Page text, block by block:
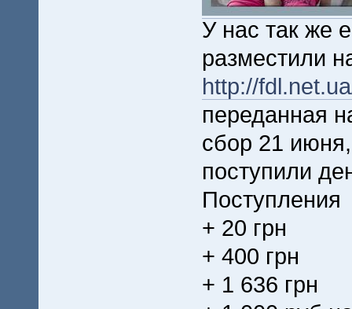
У нас так же
разместили
http://
переданная
сбор 21 июня,
поступили
Поступления
+ 20 грн
+ 400 грн
+ 1 636 грн